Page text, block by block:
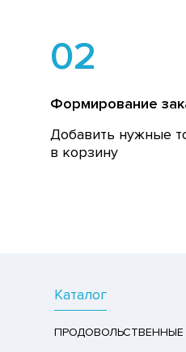
02
Формирование
Добавить нужные
в корзину
Каталог